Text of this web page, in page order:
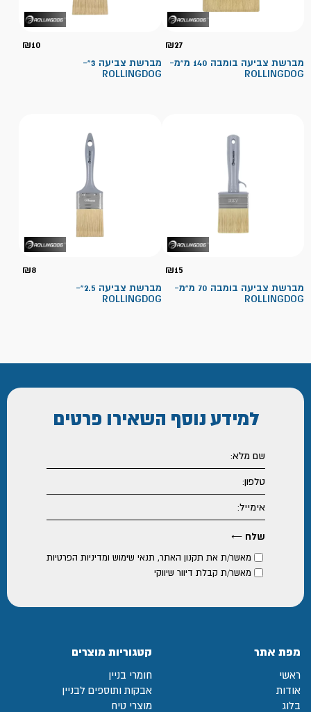
₪27
מברשת צביעה בומבה 140 מ"מ-
ROLLINGDOG
₪10
מברשת צביעה 3"-
ROLLINGDOG
₪15
מברשת צביעה בומבה 70 מ"מ-
ROLLINGDOG
₪8
מברשת צביעה 2.5"-
ROLLINGDOG
למידע נוסף השאירו פרטים
מאשר/ת את תקנון האתר, תנאי שימוש ומדיניות הפרטיות
מאשר/ת קבלת דיוור שיווקי
מפת אתר
ראשי
אודות
בלוג
קטגוריות מוצרים
חומרי בניין
אבקות ותוספים לבניין
מוצרי טיח